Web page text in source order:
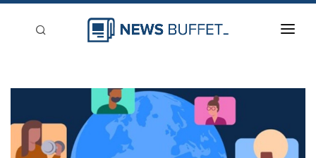
登入
刊登